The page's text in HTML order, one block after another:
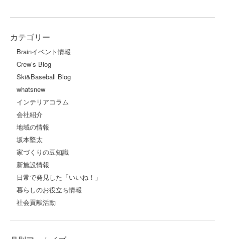
カテゴリー
Brainイベント情報
Crew’s Blog
Ski&Baseball Blog
whatsnew
インテリアコラム
会社紹介
地域の情報
坂本堅太
家づくりの豆知識
新施設情報
日常で発見した「いいね！」
暮らしのお役立ち情報
社会貢献活動